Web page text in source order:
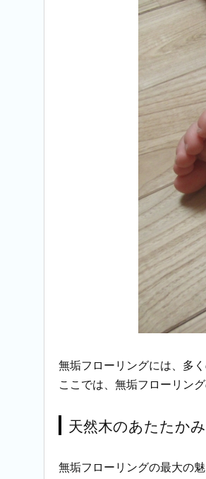
無垢フローリングには、多
ここでは、無垢フローリン
天然木のあたたかみ
無垢フローリングの最大の